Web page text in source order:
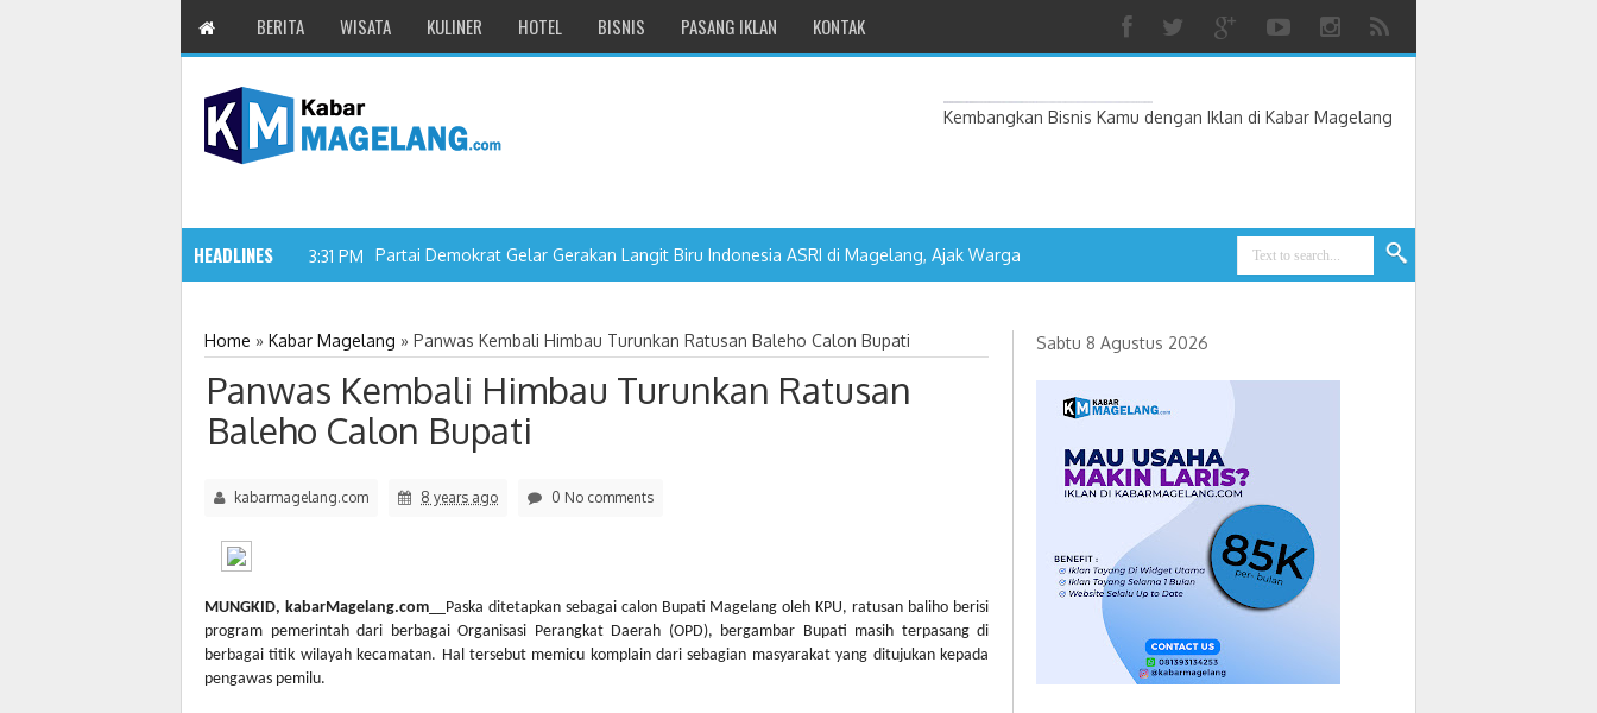
BERITA WISATA KULINER HOTEL BISNIS PASANG IKLAN KONTAK
Kembangkan Bisnis Kamu dengan Iklan di Kabar Magelang
HEADLINES
Home » Kabar Magelang » Panwas Kembali Himbau Turunkan Ratusan Baleho Calon Bupati
Panwas Kembali Himbau Turunkan Ratusan
Baleho Calon Bupati
kabarmagelang.com 8 years ago 0 No comments
MUNGKID, kabarMagelang.com__Paska ditetapkan sebagai calon Bupati Magelang oleh KPU, ratusan baliho berisi
program pemerintah dari berbagai Organisasi Perangkat Daerah (OPD), bergambar Bupati masih terpasang di
berbagai titik wilayah kecamatan. Hal tersebut memicu komplain dari sebagian masyarakat yang ditujukan kepada
pengawas pemilu.
Sabtu 8 Agustus 2026